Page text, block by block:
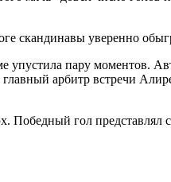
скандинавы уверенно
упустила пару моментов.
арбитр встречи
Победный гол